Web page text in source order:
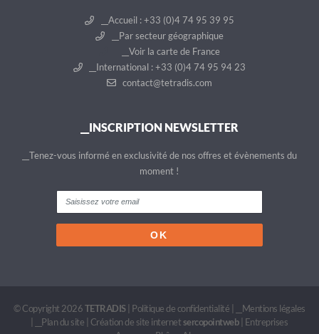
__Accueil : +33 (0)4 74 95 39 95
__Par secteur géographique
__Voir la carte de France
__International : +33 (0)4 74 95 94 23
contact@tetradis.com
__INSCRIPTION NEWSLETTER
__Tenez-vous informé en exclusivité de nos offres et évènements du
moment !
© Copyright 2026TETRADIS| Politique de confidentialité
__Mentions légales
__Plan du site Création de site internet sercopointweb| Entreprises